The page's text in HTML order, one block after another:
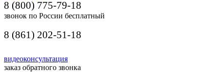
8 (800) 775-79-18
звонок по России бесплатный
8 (861) 202-51-18
видеоконсультация
заказ обратного звонка